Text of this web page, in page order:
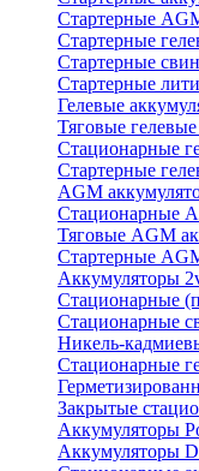
Стартерные
Стартерные
Стартерные
Стартерные
Гелевые
Тяговые
Стационарные
Стартерные
AGM
Стационарные
Тяговые AGM
Стартерные
Аккумуляторы
Стационарные
Стационарные
Никель-
Стационарные
Закрытые
Аккумуляторы
Аккумуляторы